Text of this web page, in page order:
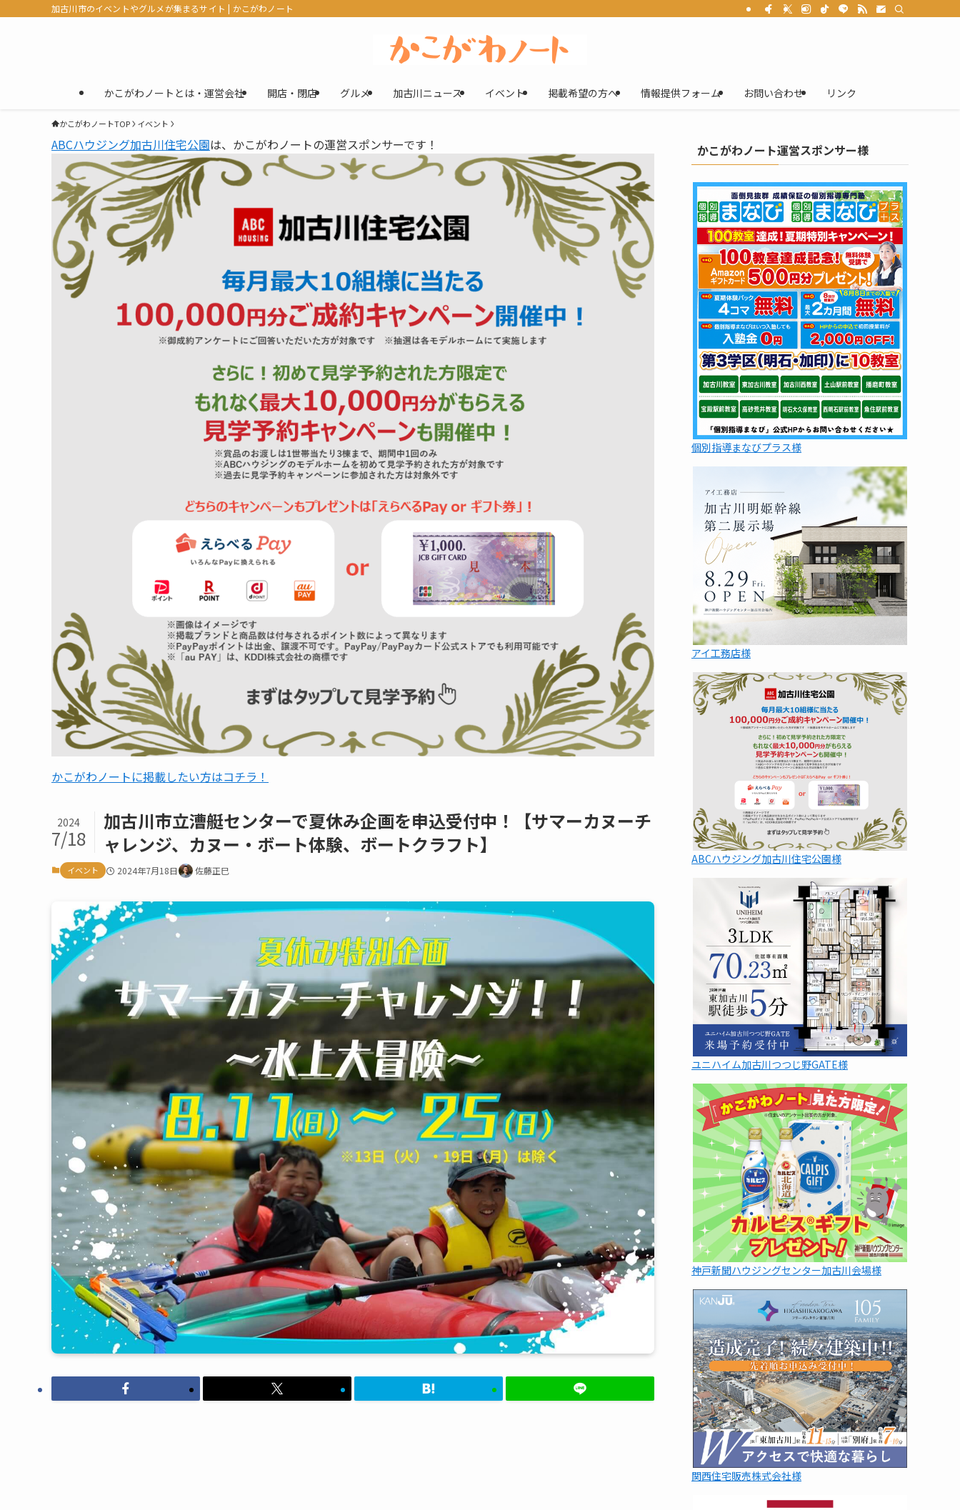
加古川市のイベントやグルメが集まるサイト | かこがわノート
かこがわノートとは・運営会社 開店・閉店 グルメ 加古川ニュース イベント 掲載希望の方へ 情報提供フォーム お問い合わせ リンク
かこがわノートTOP イベント
ABCハウジング加古川住宅公園は、かこがわノートの運営スポンサーです！
かこがわノートに掲載したい方はコチラ！
加古川市立漕艇センターで夏休み企画を申込受付中！【サマーカヌーチ
ャレンジ、カヌー・ボート体験、ボートクラフト】
2024
7/18
イベント 2024年7月18日 佐藤正巳
かこがわノート運営スポンサー様
個別指導まなびプラス様
アイ工務店様
ABCハウジング加古川住宅公園様
ユニハイム加古川つつじ野GATE様
神戸新聞ハウジングセンター加古川会場様
関西住宅販売株式会社様